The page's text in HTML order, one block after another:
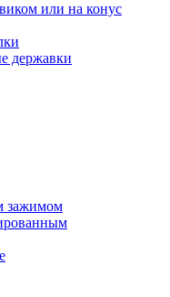
или на конус
державки
зажимом